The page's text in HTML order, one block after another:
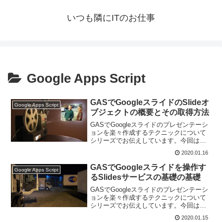
いつも隣にITのお仕事
Google Apps Script
Google Apps Script
GASでGoogleスライドのSlideオ
ブジェクトの概要とその取得方法
GASでGoogleスライドのプレゼンテーシ
ョンを楽々作成するテクニックについて
シリーズでお伝えしています。今回は、
トの概要とその取得方法です。 2020.01.16
Google Apps Script
GASでGoogleスライドを操作す
るSlidesサービスの基礎の基礎
GASでGoogleスライドのプレゼンテーシ
ョンを楽々作成するテクニックについて
シリーズでお伝えしています。今回は、
2020.01.15